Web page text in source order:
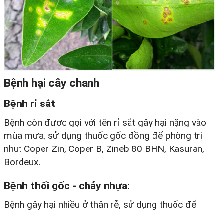
Bệnh hại cây chanh
Bệnh rỉ sắt
Bệnh còn được gọi với tên rỉ sắt gây hại nặng vào
mùa mưa, sử dụng thuốc gốc đồng để phòng trị
như: Coper Zin, Coper B, Zineb 80 BHN, Kasuran,
Bordeux.
Bệnh thối gốc - chảy nhựa:
Bệnh gây hại nhiều ở thân rễ, sử dụng thuốc để